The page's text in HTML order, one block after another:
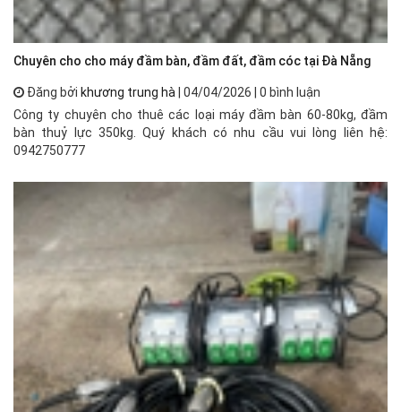
Chuyên cho cho máy đầm bàn, đầm đất, đầm cóc tại Đà Nẵng
Đăng bởi khương trung hà | 04/04/2026 | 0 bình luận
Công ty chuyên cho thuê các loại máy đầm bàn 60-80kg, đầm
bàn thuỷ lực 350kg. Quý khách có nhu cầu vui lòng liên hệ:
0942750777